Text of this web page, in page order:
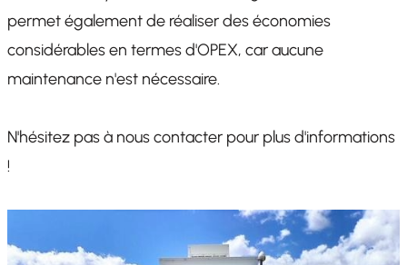
permet également de réaliser des économies
considérables en termes d'OPEX, car aucune
maintenance n'est nécessaire.
N'hésitez pas à nous contacter pour plus d'informations
!